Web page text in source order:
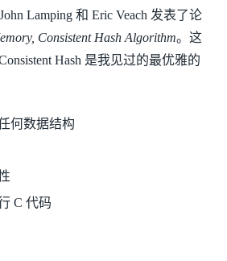
Lamping 和 Eric Veach 发表了论
Consistent Hash Algorithm。这
Hash 是我见过的最优雅的
何数据结构
C 代码